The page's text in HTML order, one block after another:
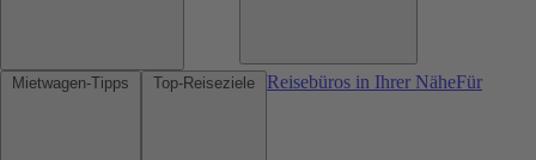
Reisebüros in Ihrer NäheFür